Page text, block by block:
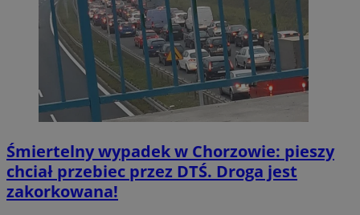
Śmiertelny wypadek w Chorzowie: pieszy
chciał przebiec przez DTŚ. Droga jest
zakorkowana!